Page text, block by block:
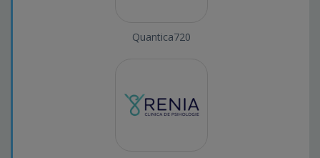
Quantica720